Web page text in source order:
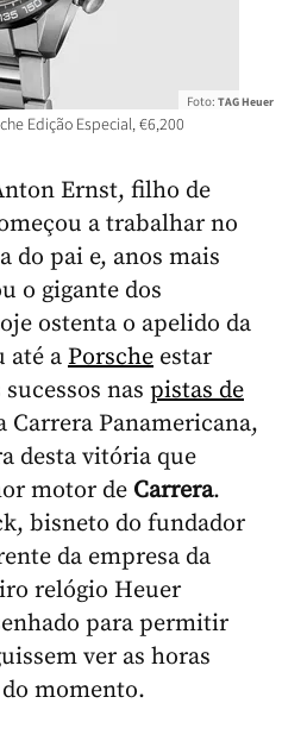
Edição Especial, €6,200
Foto: TAG Heuer
Ernst, filho de
a trabalhar no
do pai e, anos mais
o gigante dos
ostenta o apelido da
até a Porsche estar
nas pistas de
Panamericana,
desta vitória que
motor de Carrera.
bisneto do fundador
da empresa da
relógio Heuer
para permitir
ver as horas
momento.